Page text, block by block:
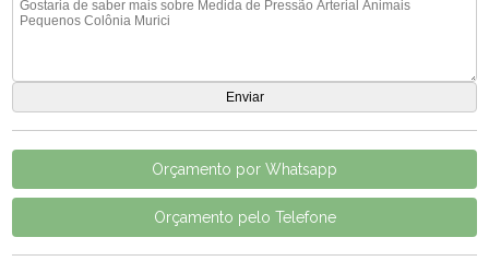
Orçamento por Whatsapp
Orçamento pelo Telefone